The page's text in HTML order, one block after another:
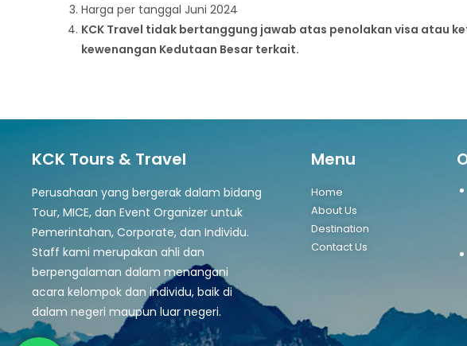
Harga per tanggal Juni 2024
KCK Travel tidak bertanggung jawab atas penolakan visa atau
kewenangan Kedutaan Besar terkait.
KCK Tours & Travel
Perusahaan yang bergerak dalam bidang
Tour, MICE, dan Event Organizer untuk
Pemerintahan, Corporate, dan Individu.
Staff kami merupakan ahli dan
berpengalaman dalam menangani
acara kelompok dan individu, baik di
dalam negeri maupun luar negeri.
Menu
Home
About Us
Destination
Contact Us